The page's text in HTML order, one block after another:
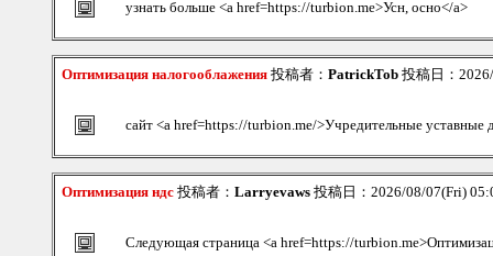
узнать больше <a href=https://turbion.me>Усн, осно</a>
Оптимизация налогооблажения 投稿者： PatrickTob 投稿日：
сайт <a href=https://turbion.me/>Учредительные уставные
Оптимизация ндс 投稿者： Larryevaws 投稿日：2026/08/07(Fri)
Следующая страница <a href=https://